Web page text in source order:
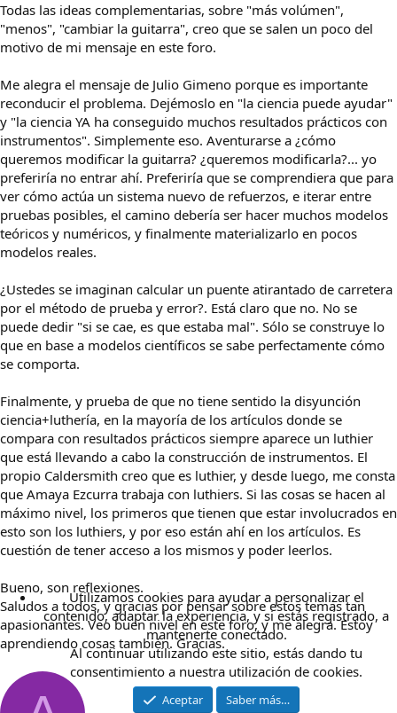
Todas las ideas complementarias, sobre "más volúmen",
"menos", "cambiar la guitarra", creo que se salen un poco del
motivo de mi mensaje en este foro.
Me alegra el mensaje de Julio Gimeno porque es importante
reconducir el problema. Dejémoslo en "la ciencia puede ayudar"
y "la ciencia YA ha conseguido muchos resultados prácticos con
instrumentos". Simplemente eso. Aventurarse a ¿cómo
queremos modificar la guitarra? ¿queremos modificarla?... yo
preferiría no entrar ahí. Preferiría que se comprendiera que para
ver cómo actúa un sistema nuevo de refuerzos, e iterar entre
pruebas posibles, el camino debería ser hacer muchos modelos
teóricos y numéricos, y finalmente materializarlo en pocos
modelos reales.
¿Ustedes se imaginan calcular un puente atirantado de carretera
por el método de prueba y error?. Está claro que no. No se
puede dedir "si se cae, es que estaba mal". Sólo se construye lo
que en base a modelos científicos se sabe perfectamente cómo
se comporta.
Finalmente, y prueba de que no tiene sentido la disyunción
ciencia+luthería, en la mayoría de los artículos donde se
compara con resultados prácticos siempre aparece un luthier
que está llevando a cabo la construcción de instrumentos. El
propio Caldersmith creo que es luthier, y desde luego, me consta
que Amaya Ezcurra trabaja con luthiers. Si las cosas se hacen al
máximo nivel, los primeros que tienen que estar involucrados en
esto son los luthiers, y por eso están ahí en los artículos. Es
cuestión de tener acceso a los mismos y poder leerlos.
Bueno, son reflexiones.
Saludos a todos, y gracias por pensar sobre estos temas tan
apasionantes. Veo buen nivel en este foro, y me alegra. Estoy
aprendiendo cosas también. Gracias.
Utilizamos cookies para ayudar a personalizar el
contenido, adaptar la experiencia, y si estás registrado, a
mantenerte conectado.
Al continuar utilizando este sitio, estás dando tu
consentimiento a nuestra utilización de cookies.
Aceptar Saber más…